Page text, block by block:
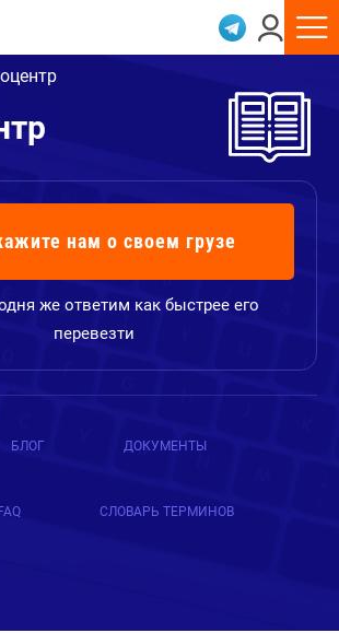
нам о своем грузе
же ответим как быстрее его
перевезти
БЛОГ ДОКУМЕНТЫ
FAQ СЛОВАРЬ ТЕРМИНОВ